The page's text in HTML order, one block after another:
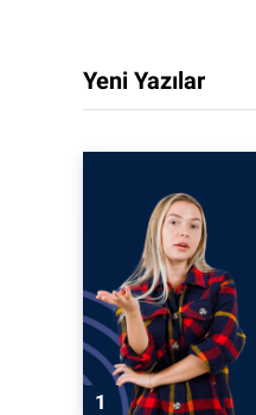
Yeni Yazılar